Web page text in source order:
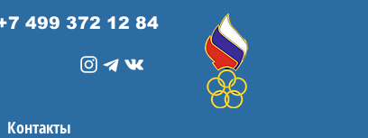
499 372 12 84
Контакты